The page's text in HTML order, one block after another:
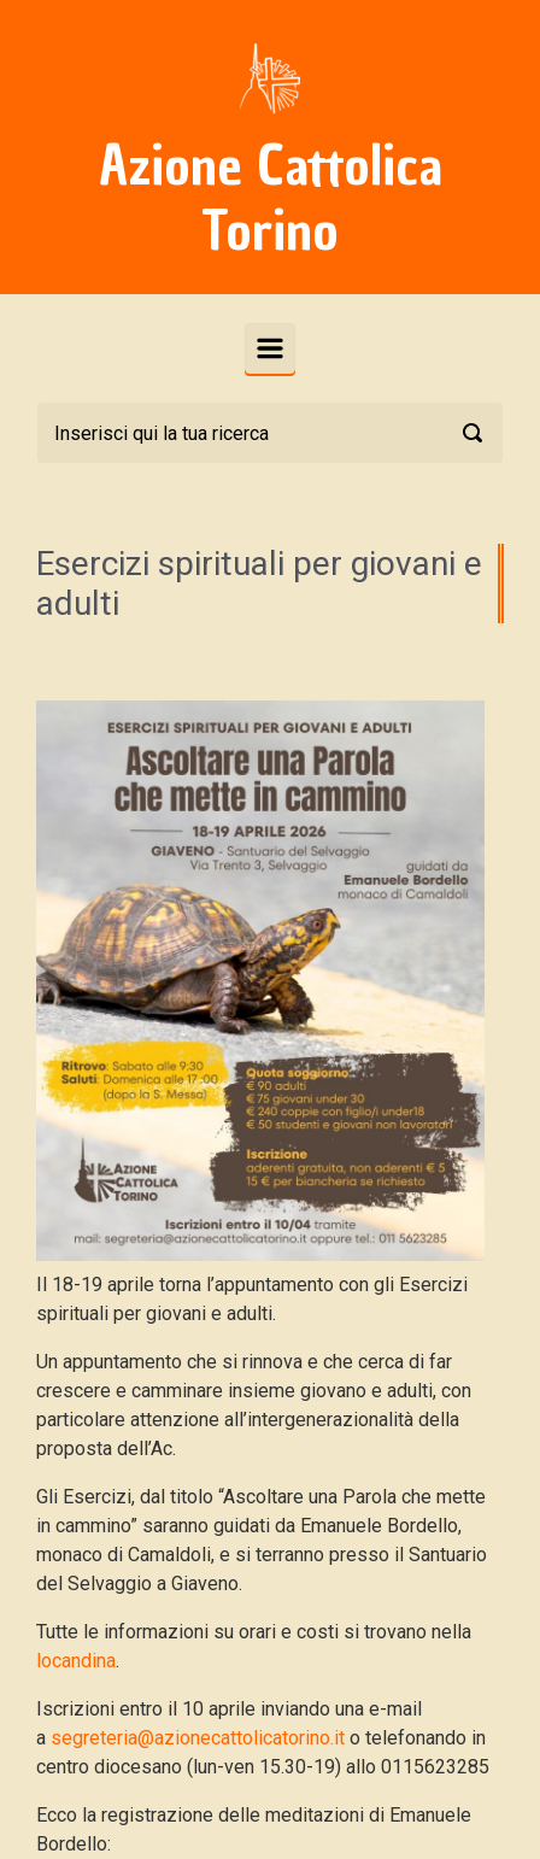
Azione Cattolica
Torino
Esercizi spirituali per giovani e
adulti
Il 18-19 aprile torna l’appuntamento con gli Esercizi
spirituali per giovani e adulti.
Un appuntamento che si rinnova e che cerca di far
crescere e camminare insieme giovano e adulti, con
particolare attenzione all’intergenerazionalità della
proposta dell’Ac.
Gli Esercizi, dal titolo “Ascoltare una Parola che mette
in cammino” saranno guidati da Emanuele Bordello,
monaco di Camaldoli, e si terranno presso il Santuario
del Selvaggio a Giaveno.
Tutte le informazioni su orari e costi si trovano nella
locandina.
Iscrizioni entro il 10 aprile inviando una e-mail
a segreteria@azionecattolicatorino.it o telefonando in
centro diocesano (lun-ven 15.30-19) allo 0115623285
Ecco la registrazione delle meditazioni di Emanuele
Bordello: